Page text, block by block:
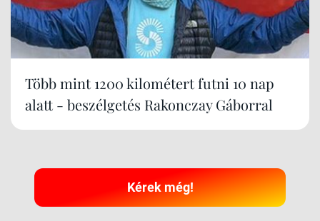
Több mint 1200 kilométert futni 10 nap
alatt - beszélgetés Rakonczay Gáborral
Kérek még!